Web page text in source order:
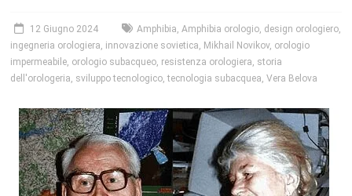
12 Giugno 2024 Amphibia,Amphibia orologio, design orologiero,
ingegneria orologiera, innovazione sovietica, Mikhail Novikov, orologio
impermeabile, orologio subacqueo, resistenza orologiera, storia
dell'orologeria, sviluppo tecnologico,tecnologia subacquea,Vera Belova